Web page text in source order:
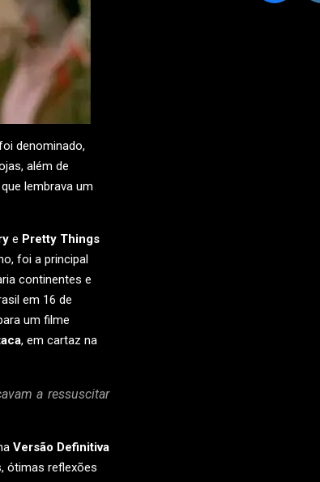
denominado,
além de
lembrava um
e Pretty Things
foi a principal
continentes e
em 16 de
um filme
, em cartaz na
a ressuscitar
Versão Definitiva
ótimas reflexões